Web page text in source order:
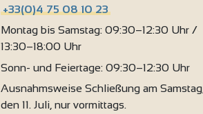
+33(0)4 75 08 10 23
Montag bis Samstag: 09:30–12:30 Uhr /
13:30–18:00 Uhr
Sonn- und Feiertage: 09:30–12:30 Uhr
Ausnahmsweise Schließung am Samstag,
den 11. Juli, nur vormittags.